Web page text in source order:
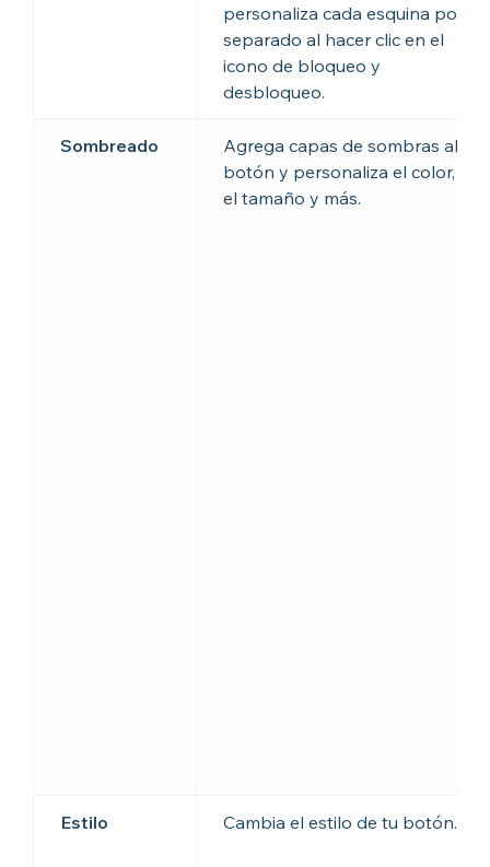
personaliza cada esquina por
separado al hacer clic en el
icono de bloqueo y
desbloqueo.
Sombreado
Agrega capas de sombras al
botón y personaliza el color,
el tamaño y más.
Estilo Cambia el estilo de tu botón.